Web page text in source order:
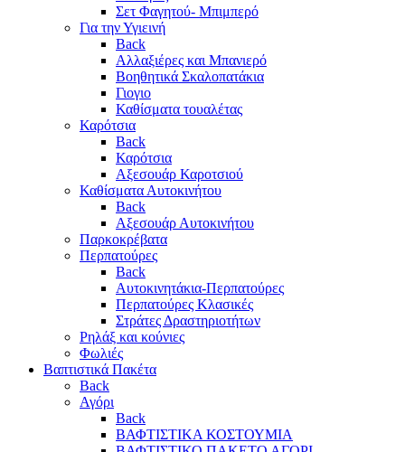
Σετ Φαγητού- Μπιμπερό
Για την Υγιεινή
Back
Αλλαξιέρες και Μπανιερό
Βοηθητικά Σκαλοπατάκια
Γιογιο
Καθίσματα τουαλέτας
Καρότσια
Back
Καρότσια
Αξεσουάρ Καροτσιού
Καθίσματα Αυτοκινήτου
Back
Αξεσουάρ Αυτοκινήτου
Παρκοκρέβατα
Περπατούρες
Back
Αυτοκινητάκια-Περπατούρες
Περπατούρες Κλασικές
Στράτες Δραστηριοτήτων
Ρηλάξ και κούνιες
Φωλιές
Βαπτιστικά Πακέτα
Back
Αγόρι
Back
ΒΑΦΤΙΣΤΙΚΑ ΚΟΣΤΟΥΜΙΑ